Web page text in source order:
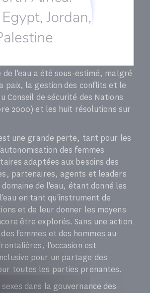
de l'eau a été sous-estimé, malgré
paix, la gestion des conflits et le
Conseil de sécurité des Nations
2000) et les huit résolutions sur
une grande perte, tant pour les
des femmes
adaptées aux besoins des
partenaires, agents et leaders
de l'eau, étant donné les
en tant qu'instrument de
et de leur donner les moyens
être explorés. Sans une action
femmes et des hommes au
l'occasion est
pour un partage des
toutes les parties prenantes.
dans la gouvernance des